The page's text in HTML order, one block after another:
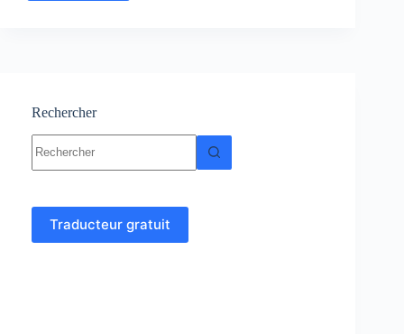
Rechercher
résultat
Traducteur gratuit